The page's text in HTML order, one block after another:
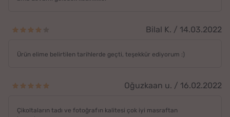
Bilal K. / 14.03.2022
Ürün elime belirtilen tarihlerde geçti, teşekkür ediyorum :)
Oğuzkaan u. / 16.02.2022
Çikoltaların tadı ve fotoğrafın kalitesi çok iyi masraftan